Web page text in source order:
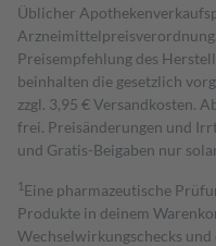
Üblicher
Preisempfehlung des
beinhalten die gesetzlich
zzgl. 3,95 € Versandkosten.
frei. Preisänderungen und
und Gratis-Beigaben nur
1 Eine pharmazeutische
Produkte in deinem
Wechselwirkungschecks